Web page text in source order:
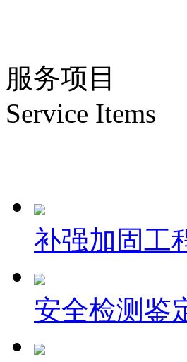
服务项目
Service Items
补强加固工
安全检测鉴